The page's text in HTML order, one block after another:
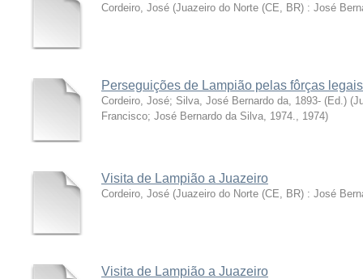
Cordeiro, José (Juazeiro do Norte (CE, BR) : José
Perseguições de Lampião pelas fôrças legais
Cordeiro, José; Silva, José Bernardo da, 1893- (Ed.) (
Francisco; José Bernardo da Silva, 1974., 1974)
Visita de Lampião a Juazeiro
Cordeiro, José (Juazeiro do Norte (CE, BR) : José
Visita de Lampião a Juazeiro